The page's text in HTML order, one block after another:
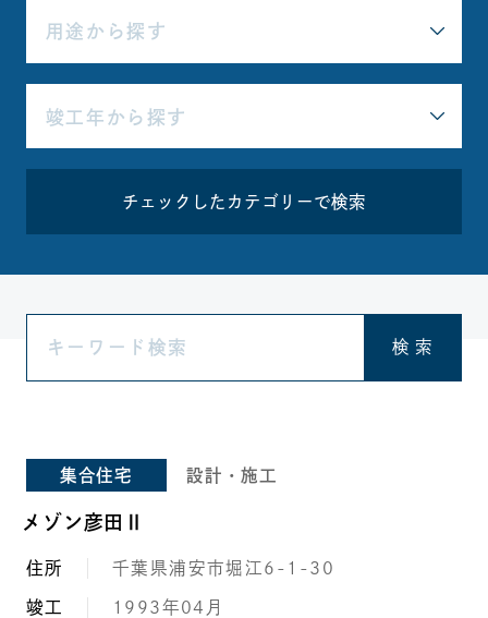
チェックしたカテゴリーで検索
検 索
集合住宅 設計・施工
メゾン彦田Ⅱ
住所 千葉県浦安市堀江6-1-30
竣工 1993年04月